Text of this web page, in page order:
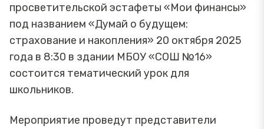
просветительской эстафеты «Мои финансы»
под названием «Думай о будущем:
страхование и накопления» 20 октября 2025
года в 8:30 в здании МБОУ «СОШ №16»
состоится тематический урок для
школьников.
Мероприятие проведут представители